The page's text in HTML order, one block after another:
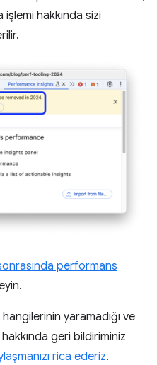
hakkında sizi
performans
yaramadığı ve
geri bildiriminiz
rica ederiz.